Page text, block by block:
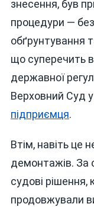
знесення, був
процедури —
обґрунтування
що суперечить
державної
Верховний Суд у
підприємця.
Втім, навіть це
демонтажів. За
судові рішення,
продовжували